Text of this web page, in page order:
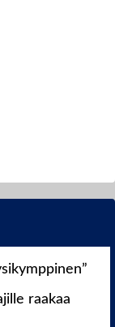
raakaa